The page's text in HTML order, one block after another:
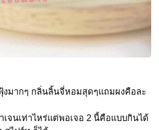
มากๆ กลิ่นลิ้นจี่หอมสุดๆแถมผงคือละ
จนเท่าไหร่แต่พอเจอ 2 นี้คือแบบกินได้